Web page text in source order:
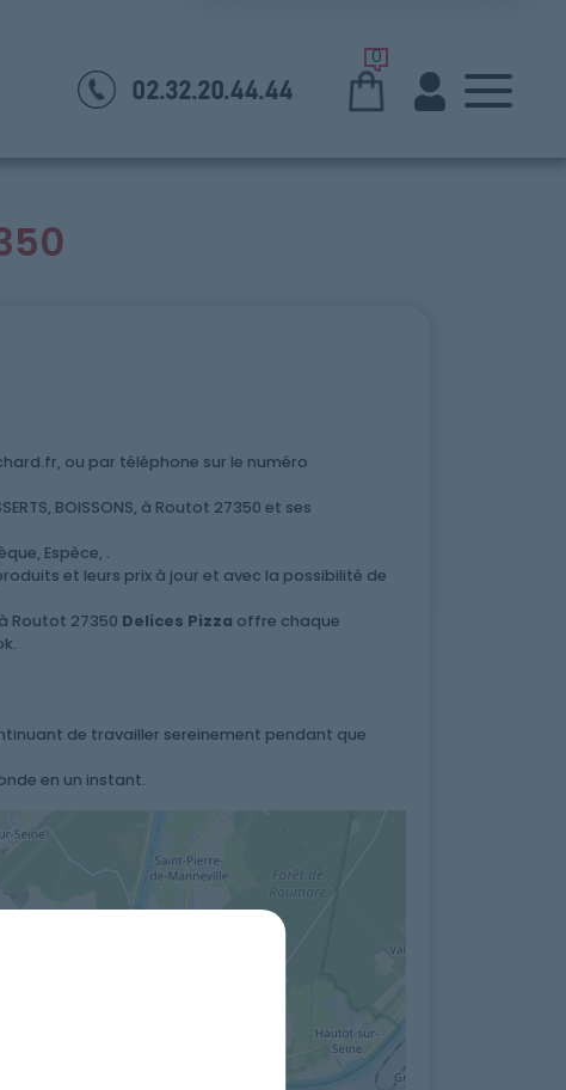
02.32.20.44.44
0
ou par téléphone sur le numéro
BOISSONS, à Routot 27350 et ses
Espèce, .
et leurs prix à jour et avec la possibilité de
Routot 27350 Delices Pizza offre chaque
de travailler sereinement pendant que
en un instant.